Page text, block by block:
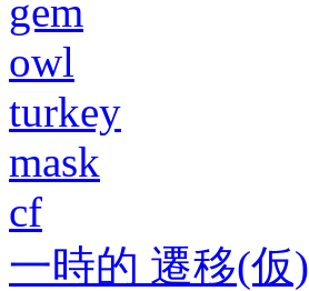
gem
owl
turkey
mask
cf
一時的 遷移(仮)